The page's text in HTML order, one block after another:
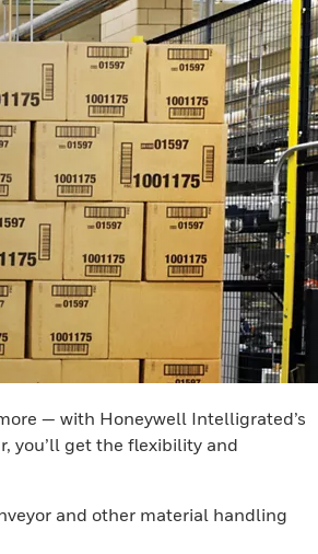
— with Honeywell Intelligrated’s
you’ll get the flexibility and
and other material handling